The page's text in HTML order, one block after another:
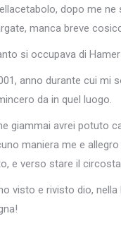
dopo me
manca breve
si occupava di
anno durante cui mi
da in quel luogo.
giammai avrei potuto
maniera me e
e verso stare il
visto e rivisto dio,